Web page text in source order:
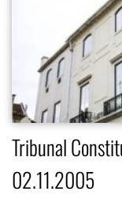
Tribunal
02.11.2005